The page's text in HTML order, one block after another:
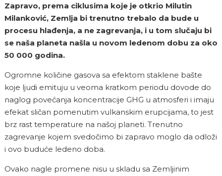
Zapravo, prema ciklusima koje je otkrio Milutin
Milanković, Zemlja bi trenutno trebalo da bude u
procesu hlađenja, a ne zagrevanja, i u tom slučaju bi
se naša planeta našla u novom ledenom dobu za oko
50 000 godina.
Ogromne količine gasova sa efektom staklene bašte
koje ljudi emituju u veoma kratkom periodu dovode do
naglog povećanja koncentracije GHG u atmosferi i imaju
efekat sličan pomenutim vulkanskim erupcijama, to jest
brz rast temperature na našoj planeti. Trenutno
zagrevanje kojem svedočimo bi zapravo moglo da odloži
i ovo buduće ledeno doba.
Ovako nagle promene nisu u skladu sa Zemljinim